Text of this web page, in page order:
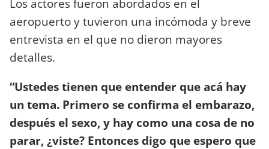
aeropuerto y tuvieron una incómoda y breve
entrevista en el que no dieron mayores
detalles.
“Ustedes tienen que entender que acá hay
un tema. Primero se confirma el embarazo,
después el sexo, y hay como una cosa de no
parar, ¿viste? Entonces digo que espero que